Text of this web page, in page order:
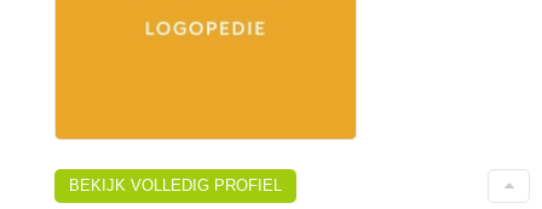
BEKIJK VOLLEDIG PROFIEL